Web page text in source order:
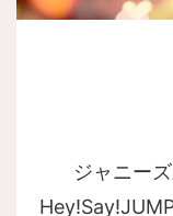
ジャニー